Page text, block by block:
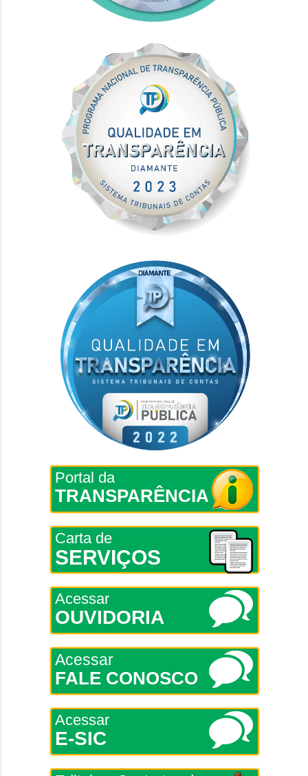
Portal da
TRANSPARÊNCIA
Carta de
SERVIÇOS
Acessar
OUVIDORIA
Acessar
FALE CONOSCO
Acessar
E-SIC